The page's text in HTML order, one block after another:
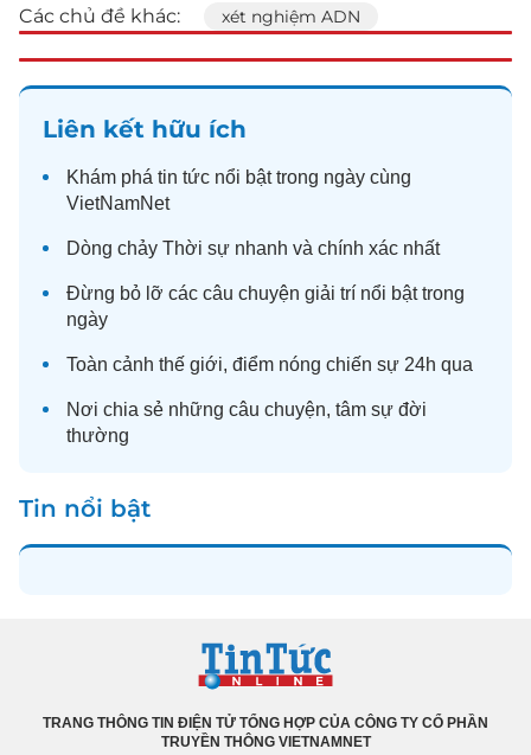
Các chủ đề khác: xét nghiệm ADN
Liên kết hữu ích
Khám phá tin tức nổi bật trong ngày cùng
VietNamNet
Dòng chảy Thời sự nhanh và chính xác nhất
Đừng bỏ lỡ các câu chuyện giải trí nổi bật trong
ngày
Toàn cảnh thế giới, điểm nóng chiến sự 24h qua
Nơi chia sẻ những câu chuyện, tâm sự đời
thường
Tin nổi bật
TRANG THÔNG TIN ĐIỆN TỬ TỔNG HỢP CỦA CÔNG TY CỔ PHẦN
TRUYỀN THÔNG VIETNAMNET